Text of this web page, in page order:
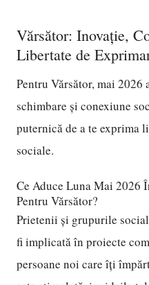
Vărsător: Inovație,
Libertate de
Pentru Vărsător, mai 2026
schimbare și conexiune
puternică de a te exprima
sociale.
Ce Aduce Luna Mai 2026
Pentru Vărsător?
Prietenii și grupurile
fi implicată în proiecte
persoane noi care îți